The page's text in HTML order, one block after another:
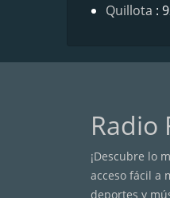
Quillota :
Radio
¡Descubre lo
acceso fácil a
deportes y